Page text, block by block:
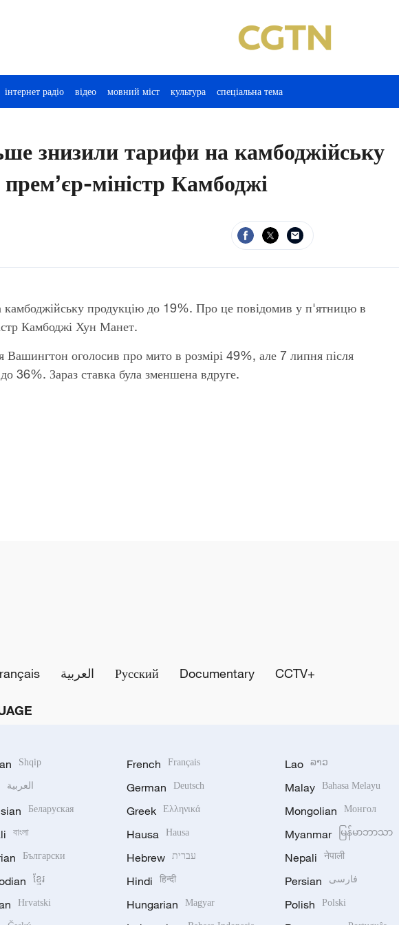
інтернет радіо відео мовний міст культура спеціальна тема
знизили тарифи на камбоджійську
міністр Камбоджі
продукцію до 19%. Про це повідомив у п'ятницю в
Камбоджі Хун Манет.
Вашингтон оголосив про мито в розмірі 49%, але 7 липня після
36%. Зараз ставка була зменшена вдруге.
العربية Русский Documentary CCTV+
Shqip
العربية
Беларуская
বাংলা
Български
ខ្មែរ
Hrvatski
French Français
German Deutsch
Greek Ελληνικά
Hausa Hausa
Hebrew עברית
Hindi हिन्दी
Hungarian Magyar
Lao ລາວ
Malay Bahasa Melayu
Mongolian Монгол
Myanmar မြန်မာဘာသာ
Nepali नेपाली
Persian فارسی
Polish Polski